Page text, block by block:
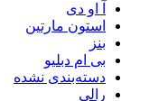
آ او دی
استون مارتین
بنز
بی ام دبلیو
دسته‌بندی نشده
رالی